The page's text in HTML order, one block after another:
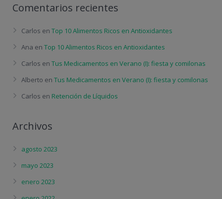
Comentarios recientes
Carlos en Top 10 Alimentos Ricos en Antioxidantes
Ana en Top 10 Alimentos Ricos en Antioxidantes
Carlos en Tus Medicamentos en Verano (I): fiesta y comilonas
Alberto en Tus Medicamentos en Verano (I): fiesta y comilonas
Carlos en Retención de Líquidos
Archivos
agosto 2023
mayo 2023
enero 2023